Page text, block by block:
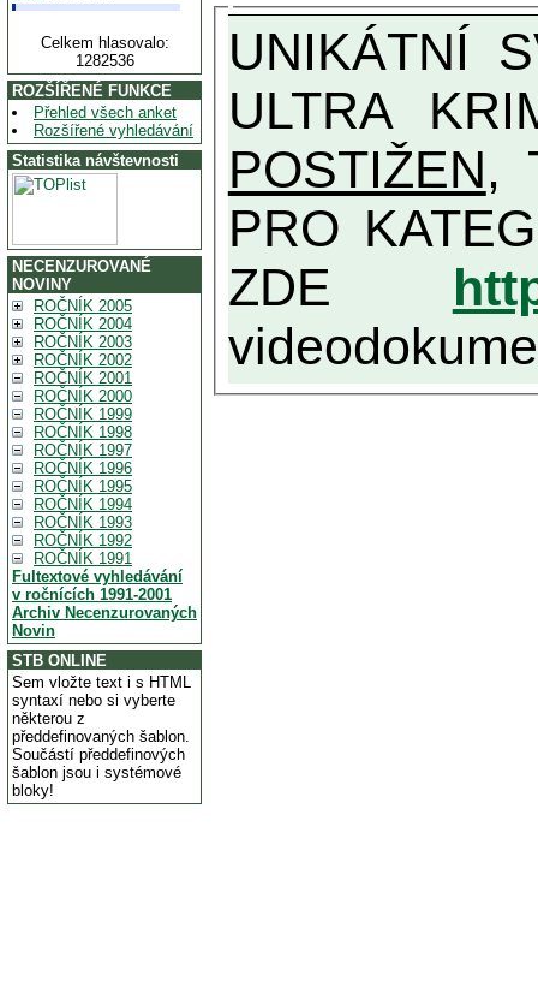
Celkem hlasovalo:
1282536
ROZŠÍŘENÉ FUNKCE
Přehled všech anket
Rozšířené vyhledávání
Statistika návštevnosti
NECENZUROVANÉ
NOVINY
ROČNÍK 2005
ROČNÍK 2004
ROČNÍK 2003
ROČNÍK 2002
ROČNÍK 2001
ROČNÍK 2000
ROČNÍK 1999
ROČNÍK 1998
ROČNÍK 1997
ROČNÍK 1996
ROČNÍK 1995
ROČNÍK 1994
ROČNÍK 1993
ROČNÍK 1992
ROČNÍK 1991
Fultextové vyhledávání
v ročnících 1991-2001
Archiv Necenzurovaných
Novin
STB ONLINE
Sem vložte text i s HTML
syntaxí nebo si vyberte
některou z
předdefinovaných šablon.
Součástí předdefinových
šablon jsou i systémové
bloky!
UNIKÁTNÍ SVĚDECTVÍ ZE SOUČASNOSTI: PŘEDSEDA VLASTIZRÁDNÉ VLÁDY KGB MIMOŘÁDNĚ DETAILNĚ O
ULTRA
POSTIŽEN,
PRO KATEGORII TĚCH VŮBEC
ZDE